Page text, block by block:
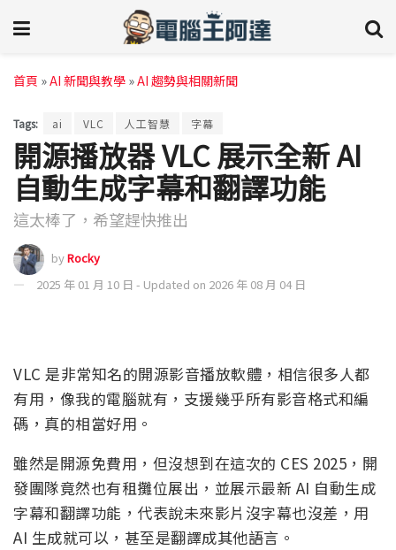
首頁 »AI 新聞與教學 »AI 趨勢與相關新聞
Tags: ai VLC 人工智慧 字幕
開源播放器 VLC 展示全新 AI
自動生成字幕和翻譯功能
這太棒了，希望趕快推出
byRocky
2025 年 01 月 10 日 - Updated on 2026 年 08 月 04 日
VLC 是非常知名的開源影音播放軟體，相信很多人都
有用，像我的電腦就有，支援幾乎所有影音格式和編
碼，真的相當好用。
雖然是開源免費用，但沒想到在這次的 CES 2025，開
發團隊竟然也有租攤位展出，並展示最新 AI 自動生成
字幕和翻譯功能，代表說未來影片沒字幕也沒差，用
AI 生成就可以，甚至是翻譯成其他語言。